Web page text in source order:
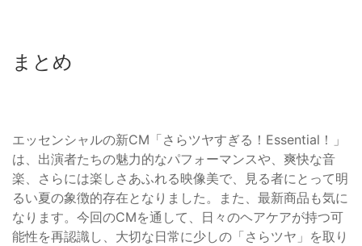
まとめ
エッセンシャルの新CM「さらツヤすぎる！Essential！」
は、出演者たちの魅力的なパフォーマンスや、爽快な音
楽、さらには楽しさあふれる映像美で、見る者にとって明
るい夏の象徴的存在となりました。また、最新商品も気に
なります。今回のCMを通して、日々のヘアケアが持つ可
能性を再認識し、大切な日常に少しの「さらツヤ」を取り